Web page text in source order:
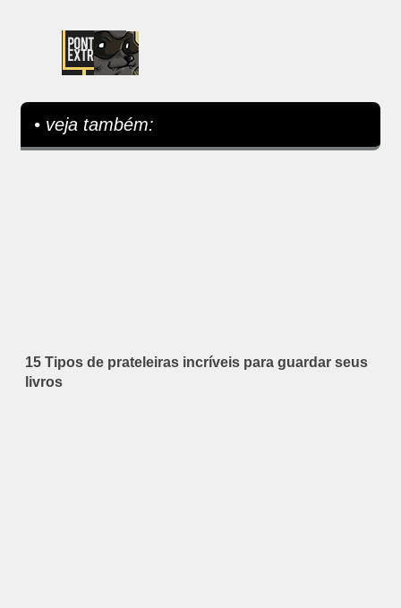
• veja também:
15 Tipos de prateleiras incríveis para guardar seus
livros